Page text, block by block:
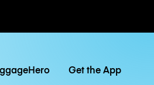
Get the App